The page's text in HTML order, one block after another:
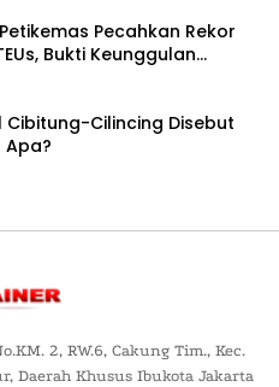
Pecahkan Rekor
Bukti Keunggulan
Cilincing Disebut
Apa?
2, RW.6, Cakung Tim., Kec.
Daerah Khusus Ibukota Jakarta